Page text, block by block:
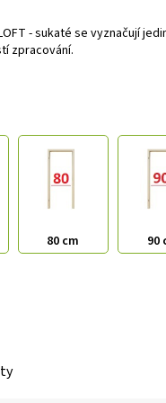
80 cm 90
- sukaté se vyznačují
zpracování.